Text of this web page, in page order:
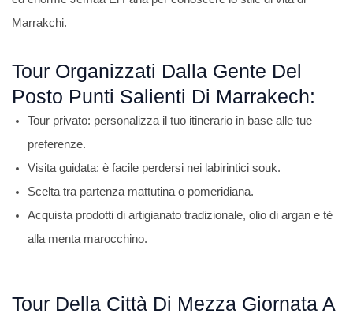
Marrakchi.
Tour Organizzati Dalla Gente Del
Posto Punti Salienti Di Marrakech:
Tour privato: personalizza il tuo itinerario in base alle tue
preferenze.
Visita guidata: è facile perdersi nei labirintici souk.
Scelta tra partenza mattutina o pomeridiana.
Acquista prodotti di artigianato tradizionale, olio di argan e tè
alla menta marocchino.
Tour Della Città Di Mezza Giornata A